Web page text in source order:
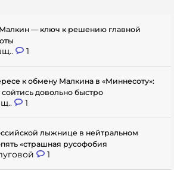
— ключ к решению главной
1
к обмену Малкина в «Миннесоту»:
довольно быстро
1
лыжнице в нейтральном
«страшная русофобия
1